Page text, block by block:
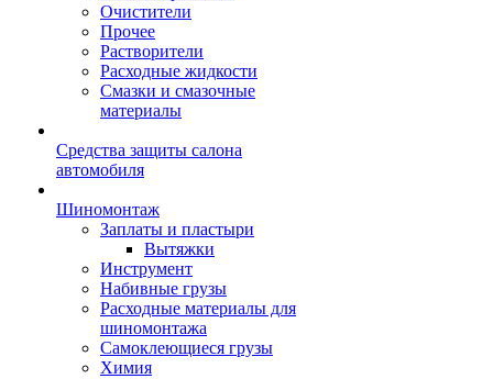
Очистители
Прочее
Растворители
Расходные жидкости
Смазки и смазочные
материалы
Средства защиты салона
автомобиля
Шиномонтаж
Заплаты и пластыри
Вытяжки
Инструмент
Набивные грузы
Расходные материалы для
шиномонтажа
Самоклеющиеся грузы
Химия